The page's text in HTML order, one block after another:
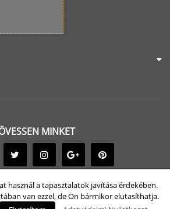
MINKET
Irodabútorok. Minden jog fenntartva
használ a tapasztalatok javítása érdekében.
van ezzel, de Ön bármikor elutasíthatja.